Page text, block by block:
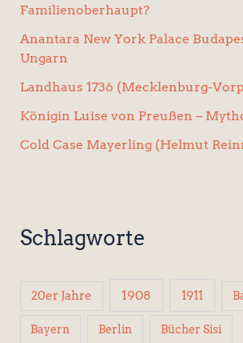
Familienoberhaupt?
Anantara New York Palace
Ungarn
Landhaus 1736 (Mecklenburg-
Königin Luise von Preußen –
Cold Case Mayerling (Helmut
Schlagworte
20er Jahre 1908 1911
Bayern Berlin Bücher Sisi